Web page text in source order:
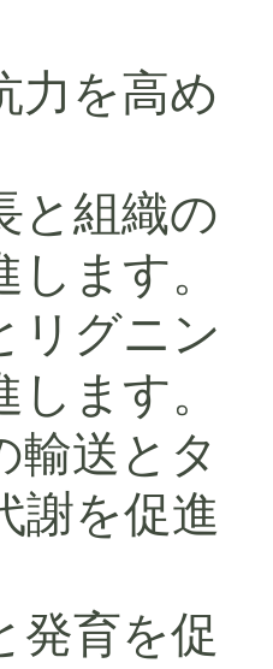
力を高め
と組織の
ます。
リグニン
ます。
輸送とタ
謝を促進
発育を促